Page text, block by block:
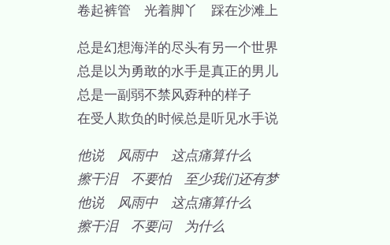
卷起裤管 光着脚丫 踩在沙滩上
总是幻想海洋的尽头有另一个世界
总是以为勇敢的水手是真正的男儿
总是一副弱不禁风孬种的样子
在受人欺负的时候总是听见水手说
他说 风雨中 这点痛算什么
擦干泪 不要怕 至少我们还有梦
他说 风雨中 这点痛算什么
擦干泪 不要问 为什么